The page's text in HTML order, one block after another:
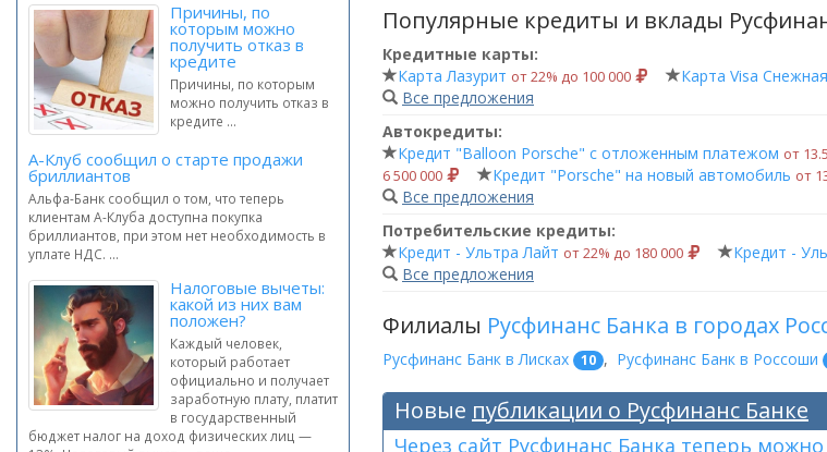
Причины, по
которым можно
получить отказ в
кредите
Причины, по которым
можно получить отказ в
кредите ...
А-Клуб сообщил о старте продажи
бриллиантов
Альфа-Банк сообщил о том, что теперь
клиентам А-Клуба доступна покупка
бриллиантов, при этом нет необходимость в
уплате НДС. ...
Налоговые вычеты:
какой из них вам
положен?
Каждый человек,
который работает
официально и получает
заработную плату, платит
в государственный
бюджет налог на доход физических лиц —
Популярные кредиты и вклады
Кредитные карты:
Карта Лазурит от 22% до 100 000 Карта Visa
Все предложения
Автокредиты:
Кредит "Balloon Porsche" с отложенным платежом от
6 500 000
Кредит "Porsche" на новый автомобиль от
Все предложения
Потребительские кредиты:
Кредит - Ультра Лайт от 22% до 180 000 Кредит -
Все предложения
Филиалы Русфинанс Банка в городах
Русфинанс Банк в Лисках 10 , Русфинанс Банк в Россоши
Новые публикации о Русфинанс Банке
Через сайт Русфинанс Банка теперь